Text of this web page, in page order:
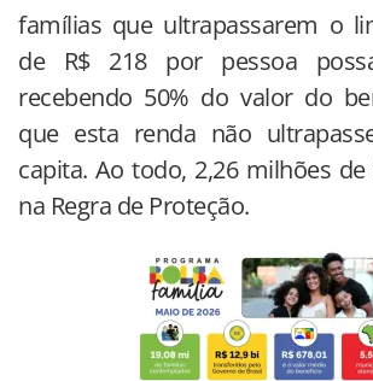
famílias que ultrapassarem o
de R$ 218 por pessoa
recebendo 50% do valor do
que esta renda não
capita. Ao todo, 2,26 milhões
na Regra de Proteção.